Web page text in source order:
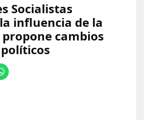
Socialistas
influencia de la
cambios